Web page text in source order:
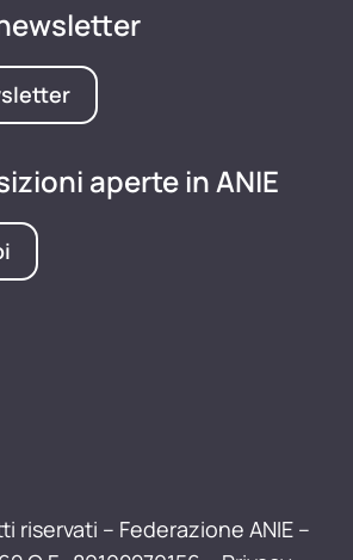
aperte in ANIE
riservati – Federazione ANIE –